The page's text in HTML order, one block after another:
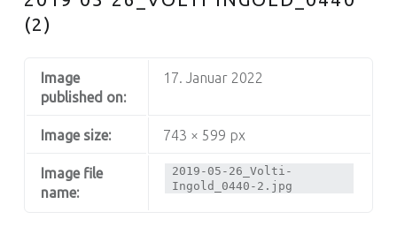
(2)
Image
published on:
17. Januar 2022
Image size: 743 × 599 px
Image file
name:
2019-05-26_Volti-
Ingold_0440-2.jpg